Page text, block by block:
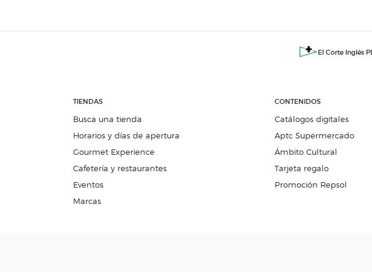
El Corte Inglés
TIENDAS
Busca una tienda
Horarios y días de apertura
Gourmet Experience
Cafetería y restaurantes
Eventos
Marcas
CONTENIDOS
Catálogos digitales
Aptc Supermercado
Ámbito Cultural
Tarjeta regalo
Promoción Repsol